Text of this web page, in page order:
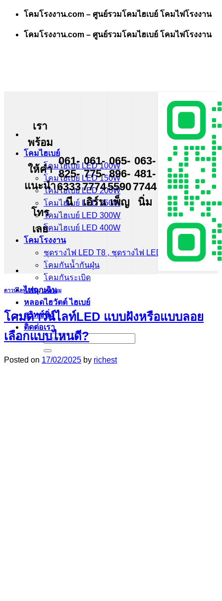
Skip
content
โคมโรงงาน.com – ศูนย์รวมโคมไฮเบย์ โคมไฟโรงงาน
โคมโรงงาน.com – ศูนย์รวมโคมไฮเบย์ โคมไฟโรงงาน
โคมไฮเบย์
โคมไฮเบย์ LED 100W
โคมไฮเบย์ LED 150W
โคมไฮเบย์ LED 200W
โคมไฮเบย์ LED 250W
โคมไฮเบย์ LED 300W
โคมไฮเบย์ LED 400W
โคมโรงงาน
ชุดรางไฟ LED T8 , ชุดรางไฟ LED T5
โคมกันน้ำกันฝุ่น
โคมกันระเบิด
ไฟฉุกเฉิน
หลอดไฮวัตต์ ไฮเบย์
สวิทช์ชิ่ง
ติดต่อเรา
Search
for:
เรา
พร้อม
ให้คำ
แนะนำ
โทร
เลย
061-
825-
6333
นี
061-
775-
7774
เอิร์น
065-
896-
5590
เพ็ญ
063-
481-
7744
นิ่ม
ดาวน์ไลท์ LED,บทความ
โคมดาวน์ไลท์LED แบบฝังหรือแบบลอย
เลือกแบบไหนดี?
Posted on 17/02/2025 by richest